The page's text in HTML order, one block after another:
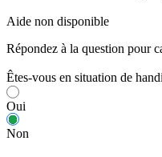
Aide non disponible
Répondez à la question pour
Êtes-vous en situation de
Oui
Non